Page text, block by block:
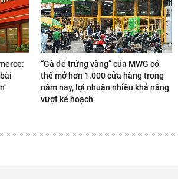
“Gà đẻ trứng vàng” của MWG có
thể mở hơn 1.000 cửa hàng trong
năm nay, lợi nhuận nhiều khả năng
vượt kế hoạch